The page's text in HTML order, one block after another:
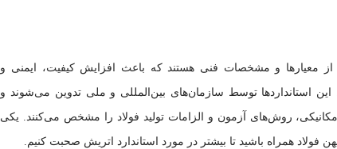
از معیارها و مشخصات فنی هستند که باعث افزایش کیفیت، ایمنی و
استانداردها توسط سازمان‌های بین‌المللی و ملی تدوین می‌شوند و
روش‌های آزمون و الزامات تولید فولاد را مشخص می‌کنند. یکی
فولاد همراه باشید تا بیشتر در مورد استاندارد اتریش صحبت کنیم.